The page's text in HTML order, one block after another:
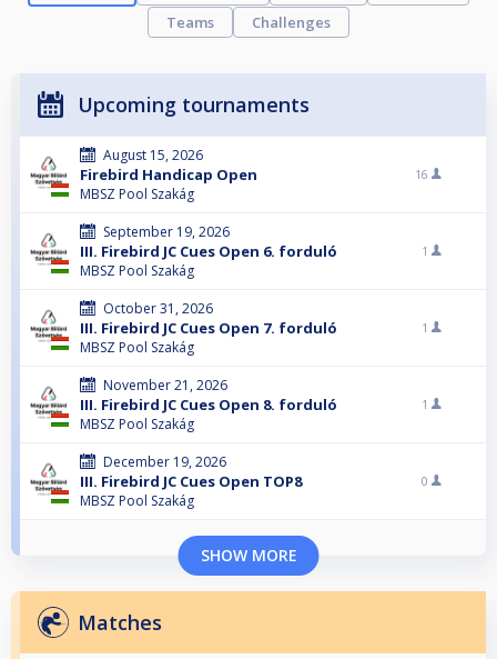
Teams
Challenges
Upcoming tournaments
August 15, 2026
Firebird Handicap Open
MBSZ Pool Szakág
16
September 19, 2026
III. Firebird JC Cues Open 6. forduló
MBSZ Pool Szakág
1
October 31, 2026
III. Firebird JC Cues Open 7. forduló
MBSZ Pool Szakág
1
November 21, 2026
III. Firebird JC Cues Open 8. forduló
MBSZ Pool Szakág
1
December 19, 2026
III. Firebird JC Cues Open TOP8
MBSZ Pool Szakág
0
SHOW MORE
Matches